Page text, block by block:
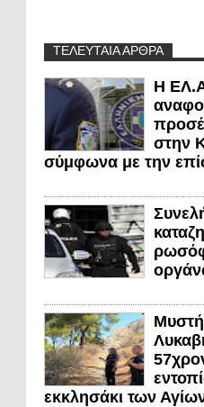
ΤΕΛΕΥΤΑΙΑ ΑΡΘΡΑ
Η
στην
σύμφωνα με την
εκκλησάκι των